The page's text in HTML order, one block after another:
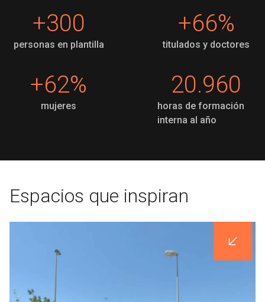
personas en plantilla
+300
titulados y doctores
+66%
mujeres
+62%
horas de formación
interna al año
20.960
Espacios que inspiran